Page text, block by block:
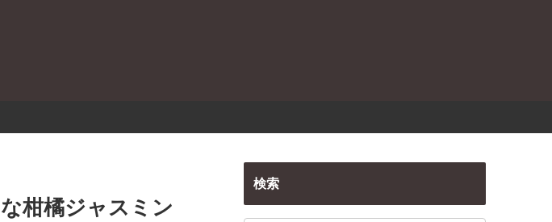
柑橘ジャスミン
検索